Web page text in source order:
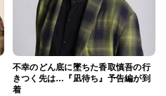
不幸のどん底に墜ちた香取慎吾の行
きつく先は…『凪待ち』予告編が到
着